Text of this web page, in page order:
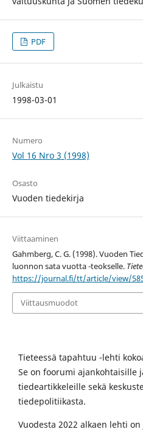
PDF
Julkaistu
1998-03-01
Numero
Vol 16 Nro 3 (1998)
Osasto
Vuoden tiedekirja
Viittaaminen
Gahmberg, C. G. (1998). Vuoden
luonnon sata vuotta -teokselle.
https://journal.fi/tt/article/view/
Viittausmuodot
Tieteessä tapahtuu -lehti
Se on foorumi ajankohtaisille
tiedeartikkeleille sekä
tiedepolitiikasta.
Vuodesta 2022 alkaen lehti